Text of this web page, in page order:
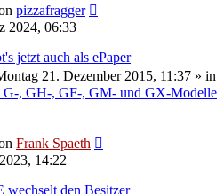
pizzafragger
2024, 06:33
jetzt auch als ePaper
21. Dezember 2015, 11:37 » in
G-, GH-, GF-, GM- und GX-Modelle
Frank Spaeth
14:22
den Besitzer